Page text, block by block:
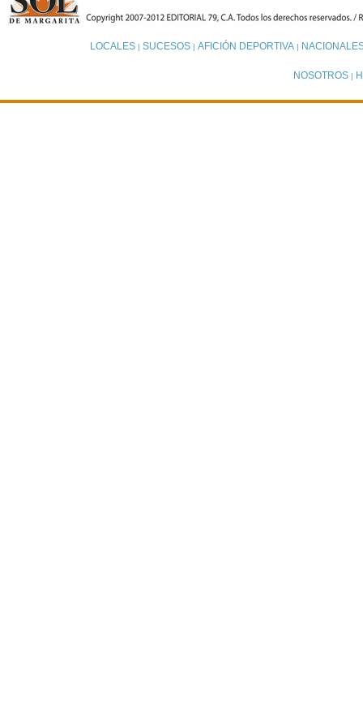
LOCALES| SUCESOS| AFICIÓN DEPORTIVA|
NOSOTROS |